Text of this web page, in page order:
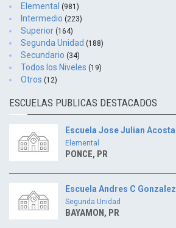
Elemental (981)
Intermedio (223)
Superior (164)
Segunda Unidad (188)
Secundario (34)
Todos los Niveles (19)
Otros (12)
ESCUELAS PUBLICAS DESTACADOS
Escuela Jose Julian Acosta
Elemental
PONCE, PR
Escuela Andres C Gonzalez
Segunda Unidad
BAYAMON, PR